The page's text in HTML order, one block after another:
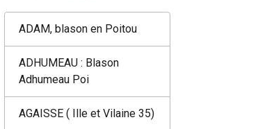
ADAM, blason en Poitou
ADHUMEAU : Blason
Adhumeau Poi
AGAISSE ( Ille et Vilaine 35)